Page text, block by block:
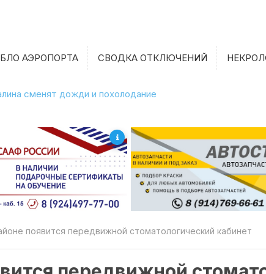
АЭРОПОРТА СВОДКА ОТКЛЮЧЕНИЙ
сменят дожди и похолодание
появится передвижной стоматологический кабинет